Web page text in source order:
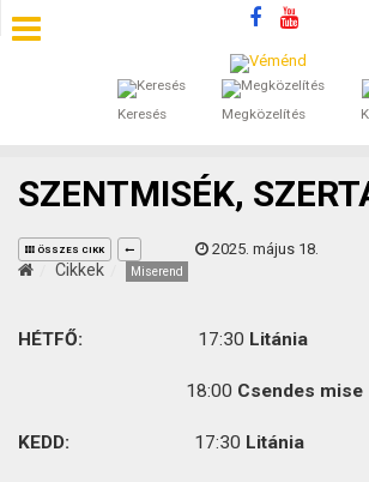
Keresés Megközelítés
SZÁLLÁSOK
ÁLTALÁNOS SZERZŐDÉSI
KINCSES BARANYA VÉMÉND
KAPCSOLAT
SZENTMISÉK,
ÖSSZES CIKK 2025. május 18.
Cikkek Miserend
HÉTFŐ: 17:30 Litánia
18:00 Csendes mise
KEDD: 17:30 Litánia